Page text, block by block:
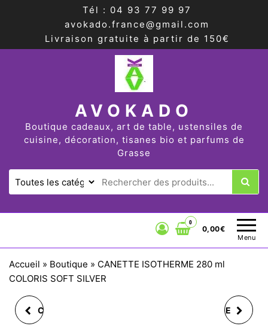
Tél : 04 93 77 99 97
avokado.france@gmail.com
Livraison gratuite à partir de 150€
AVOKADO
Boutique cadeaux, art de table, ustensiles de
cuisine, décoration, tisanes bio et parfums de
Grasse
Menu
0
0,00€
Accueil » Boutique » CANETTE ISOTHERME 280 ml
COLORIS SOFT SILVER
CANETTE ISOTHERME CANETTE ISOTHERME